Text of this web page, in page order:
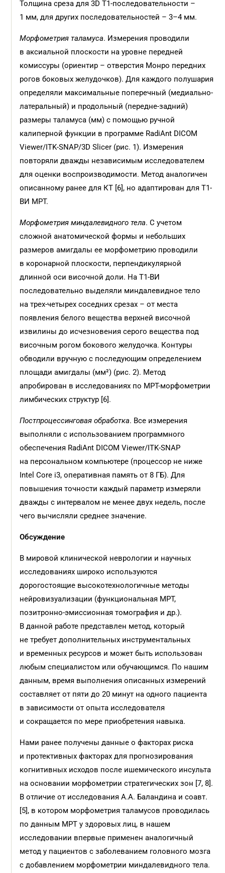
Толщина среза для 3D T1-последовательности –
1 мм, для других последовательностей – 3–4 мм.
Морфометрия таламуса. Измерения проводили
в аксиальной плоскости на уровне передней
комиссуры (ориентир – отверстия Монро передних
рогов боковых желудочков). Для каждого полушария
определяли максимальные поперечный (медиально-
латеральный) и продольный (передне-задний)
размеры таламуса (мм) с помощью ручной
калиперной функции в программе RadiAnt DICOM
Viewer/ITK-SNAP/3D Slicer (рис. 1). Измерения
повторяли дважды независимым исследователем
для оценки воспроизводимости. Метод аналогичен
описанному ранее для КТ [6], но адаптирован для T1-
ВИ МРТ.
Морфометрия миндалевидного тела. С учетом
сложной анатомической формы и небольших
размеров амигдалы ее морфометрию проводили
в коронарной плоскости, перпендикулярной
длинной оси височной доли. На T1-ВИ
последовательно выделяли миндалевидное тело
на трех-четырех соседних срезах – от места
появления белого вещества верхней височной
извилины до исчезновения серого вещества под
височным рогом бокового желудочка. Контуры
обводили вручную с последующим определением
площади амигдалы (мм²) (рис. 2). Метод
апробирован в исследованиях по МРТ-морфометрии
лимбических структур [6].
Постпроцессинговая обработка. Все измерения
выполняли с использованием программного
обеспечения RadiAnt DICOM Viewer/ITK-SNAP
на персональном компьютере (процессор не ниже
Intel Core i3, оперативная память от 8 ГБ). Для
повышения точности каждый параметр измеряли
дважды с интервалом не менее двух недель, после
чего вычисляли среднее значение.
Обсуждение
В мировой клинической неврологии и научных
исследованиях широко используются
дорогостоящие высокотехнологичные методы
нейровизуализации (функциональная МРТ,
позитронно-эмиссионная томография и др.).
В данной работе представлен метод, который
не требует дополнительных инструментальных
и временных ресурсов и может быть использован
любым специалистом или обучающимся. По нашим
данным, время выполнения описанных измерений
составляет от пяти до 20 минут на одного пациента
в зависимости от опыта исследователя
и сокращается по мере приобретения навыка.
Нами ранее получены данные о факторах риска
и протективных факторах для прогнозирования
когнитивных исходов после ишемического инсульта
на основании морфометрии стратегических зон [7, 8].
В отличие от исследования А.А. Баландина и соавт.
[5], в котором морфометрия таламусов проводилась
по данным МРТ у здоровых лиц, в нашем
исследовании впервые применен аналогичный
метод у пациентов с заболеванием головного мозга
с добавлением морфометрии миндалевидного тела.